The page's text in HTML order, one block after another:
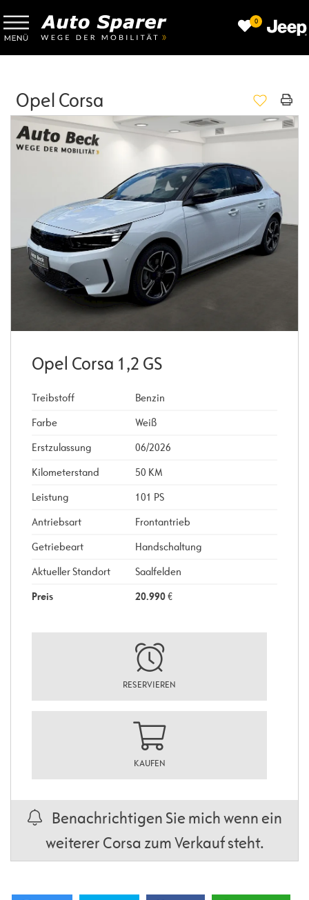
0
Opel Corsa
Opel Corsa 1,2 GS
Treibstoff
Benzin
Farbe
Weiß
Erstzulassung
06/2026
Kilometerstand
50 KM
Leistung
101 PS
Antriebsart
Frontantrieb
Getriebeart
Handschaltung
Aktueller Standort
Saalfelden
Preis
20.990€
RESERVIEREN
KAUFEN
Benachrichtigen Sie mich wenn ein
weiterer Corsa zum Verkauf steht.